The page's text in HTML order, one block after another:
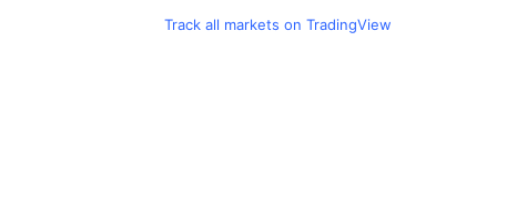
Track all markets on TradingView